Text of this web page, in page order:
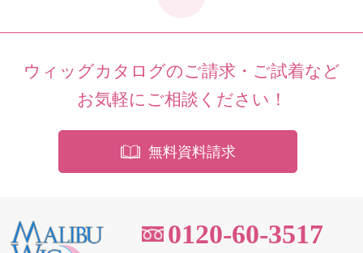
ウィッグカタログのご請求・ご試着など
お気軽にご相談ください！
無料資料請求
0120-60-3517